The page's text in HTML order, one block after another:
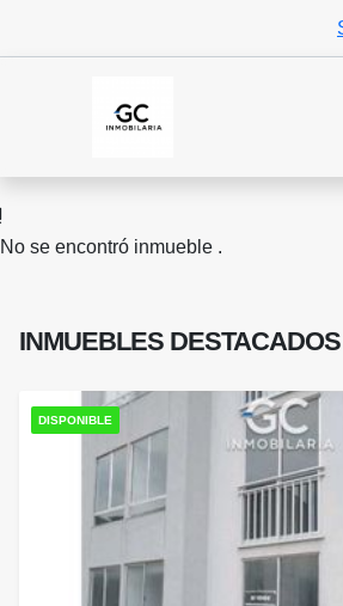
No se encontró inmueble .
INMUEBLES DESTACADOS
DISPONIBLE